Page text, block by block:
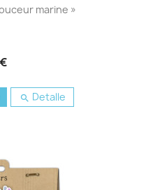
marine »
 Detalle